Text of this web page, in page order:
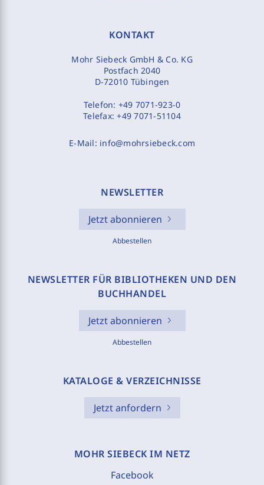
KONTAKT
Mohr Siebeck GmbH & Co. KG
Postfach 2040
D-72010 Tübingen
Telefon: +49 7071-923-0
Telefax:+49 7071-51104
E-Mail: info@mohrsiebeck.com
NEWSLETTER
Jetzt abonnieren
Abbestellen
NEWSLETTER FÜR BIBLIOTHEKEN UND DEN
BUCHHANDEL
Jetzt abonnieren
Abbestellen
KATALOGE & VERZEICHNISSE
Jetzt anfordern
MOHR SIEBECK IM NETZ
Facebook